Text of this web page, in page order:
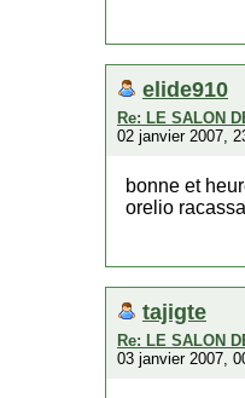
elide910
Re: LE SALON
02 janvier 2007,
bonne et
orelio
tajigte
Re: LE SALON
03 janvier 2007,